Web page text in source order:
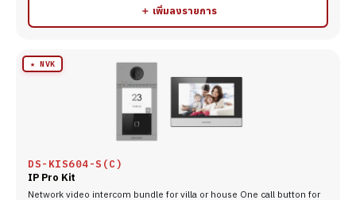
＋ เพิ่มลงรายการ
★ NVK
DS-KIS604-S(C)
IP Pro Kit
Network video intercom bundle for villa or house One call button for